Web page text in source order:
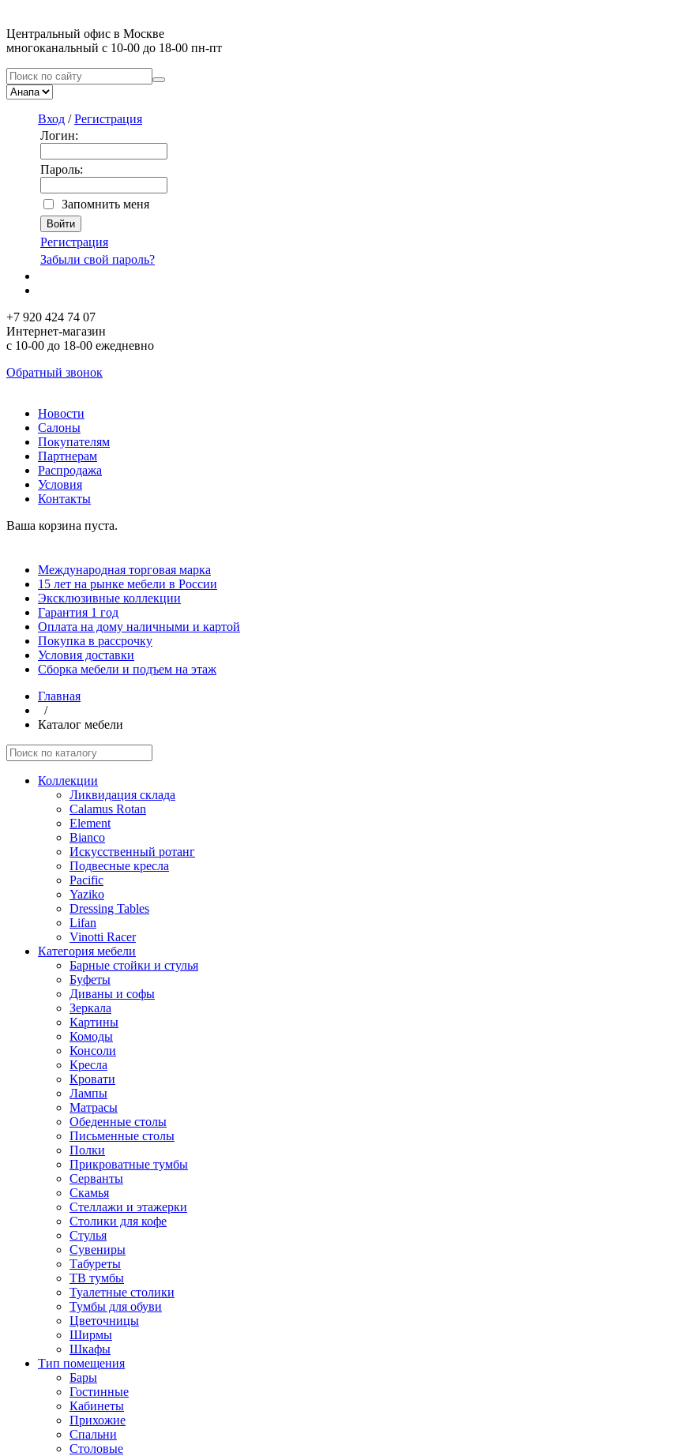
Центральный офис в Москве
многоканальный с 10-00 до 18-00 пн-пт
Вход /Регистрация
Логин:
Пароль:
Запомнить меня
Регистрация
Забыли свой пароль?
+7 920 424 74 07
Интернет-магазин
с 10-00 до 18-00 ежедневно
Обратный звонок
Новости
Салоны
Покупателям
Партнерам
Распродажа
Условия
Контакты
Ваша корзина пуста.
Международная торговая марка
15 лет на рынке мебели в России
Эксклюзивные коллекции
Гарантия 1 год
Оплата на дому наличными и картой
Покупка в рассрочку
Условия доставки
Сборка мебели и подъем на этаж
Главная
/
Каталог мебели
Коллекции
Ликвидация склада
Calamus Rotan
Element
Bianco
Искусственный ротанг
Подвесные кресла
Pacific
Yaziko
Dressing Tables
Lifan
Vinotti Racer
Категория мебели
Барные стойки и стулья
Буфеты
Диваны и софы
Зеркала
Картины
Комоды
Консоли
Кресла
Кровати
Лампы
Матрасы
Обеденные столы
Письменные столы
Полки
Прикроватные тумбы
Серванты
Скамья
Стеллажи и этажерки
Столики для кофе
Стулья
Сувениры
Табуреты
ТВ тумбы
Туалетные столики
Тумбы для обуви
Цветочницы
Ширмы
Шкафы
Тип помещения
Бары
Гостинные
Кабинеты
Прихожие
Спальни
Столовые